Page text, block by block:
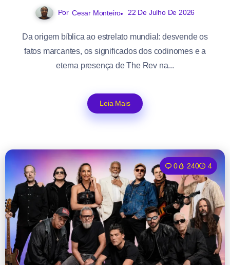
Por Cesar Monteiro 22 De Julho De 2026
Da origem bíblica ao estrelato mundial: desvende os
fatos marcantes, os significados dos codinomes e a
eterna presença de The Rev na...
Leia Mais
0 240 4